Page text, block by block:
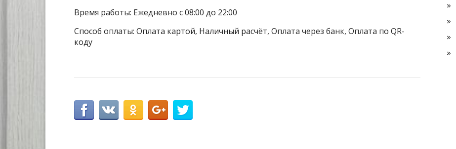
Время работы: Ежедневно с 08:00 до 22:00
Способ оплаты: Оплата картой, Наличный расчёт, Оплата через банк, Оплата по QR-
коду